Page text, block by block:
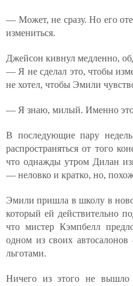
— Может, не сразу. Но его
измениться.
Джейсон кивнул медленно,
— Я не сделал это, чтобы
не хотел, чтобы Эмили
— Я знаю, милый. Именно это
В последующие пару
распространяться от того
что однажды утром Дилан
— неловко и кратко, но,
Эмили пришла в школу в
который ей действительно
что мистер Кэмпбелл
одном из своих
льготами.
Ничего из этого не